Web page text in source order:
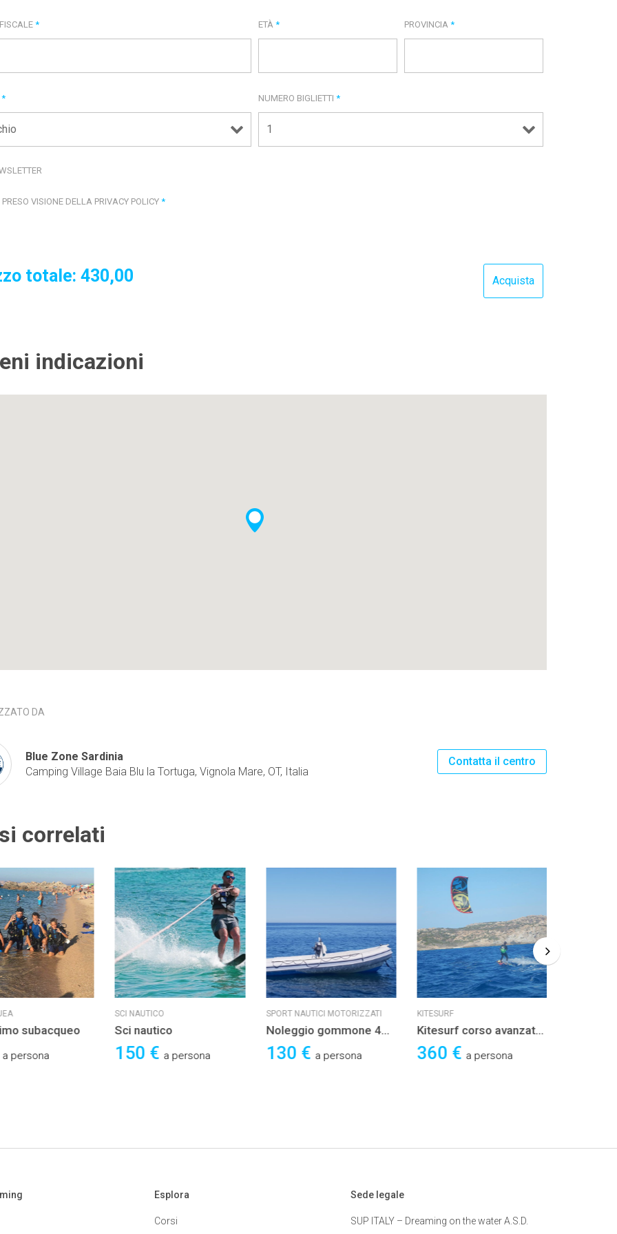
* ETÀ* PROVINCIA*
* NUMERO BIGLIETTI*
VISIONE DELLA PRIVACY POLICY *
totale: 430,00
indicazioni
DA
Blue Zone Sardinia
Camping Village Baia Blu la Tortuga, Vignola Mare, OT, Italia
Contatta il centro
correlati
subacqueo
a persona
SCI NAUTICO
Sci nautico
150 € a persona
SPORT NAUTICI MOTORIZZATI
Noleggio gommone 4
ore
130 € a persona
KITESURF
Kitesurf corso avanzato
4 ore
360 € a persona
Esplora
Corsi
Sede legale
SUP ITALY – Dreaming on the water A.S.D.